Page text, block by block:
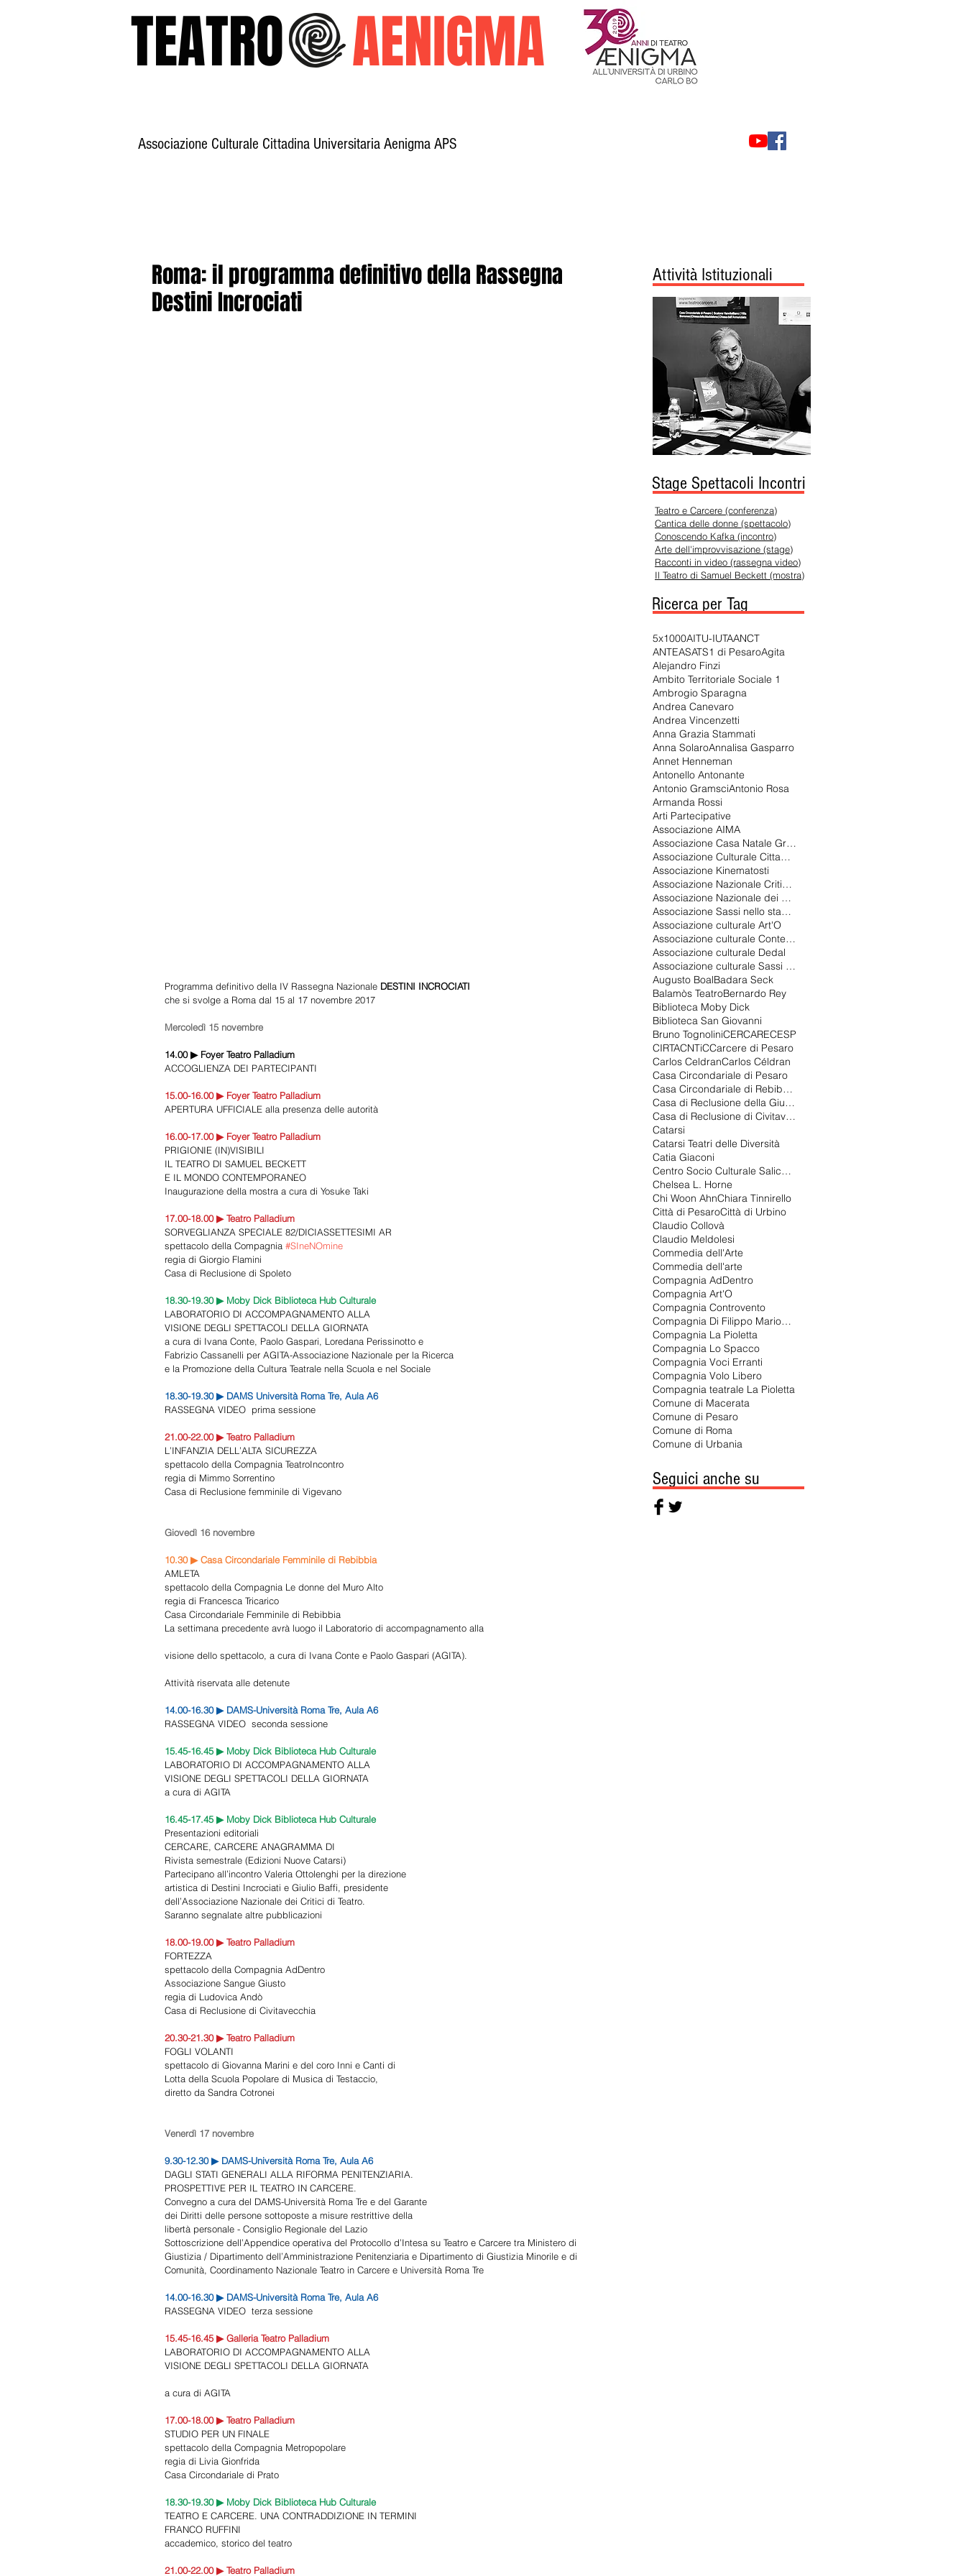
TEATROAENIGMA
Associazione Culturale Cittadina Universitaria Aenigma APS
Roma: il programma definitivo della Rassegna
Destini Incrociati
Programma definitivo della IV Rassegna Nazionale DESTINI INCROCIATI
che si svolge a Roma dal 15 al 17 novembre 2017
Mercoledì 15 novembre
14.00 ▶ Foyer Teatro Palladium
ACCOGLIENZA DEI PARTECIPANTI
15.00-16.00 ▶ Foyer Teatro Palladium
APERTURA UFFICIALE alla presenza delle autorità
16.00-17.00 ▶ Foyer Teatro Palladium
PRIGIONIE (IN)VISIBILI
IL TEATRO DI SAMUEL BECKETT
E IL MONDO CONTEMPORANEO
Inaugurazione della mostra a cura di Yosuke Taki
17.00-18.00 ▶ Teatro Palladium
SORVEGLIANZA SPECIALE 82/DICIASSETTESIMI AR
spettacolo della Compagnia #SIneNOmine
regia di Giorgio Flamini
Casa di Reclusione di Spoleto
18.30-19.30 ▶ Moby Dick Biblioteca Hub Culturale
LABORATORIO DI ACCOMPAGNAMENTO ALLA
VISIONE DEGLI SPETTACOLI DELLA GIORNATA
a cura di Ivana Conte, Paolo Gaspari, Loredana Perissinotto e
Fabrizio Cassanelli per AGITA-Associazione Nazionale per la Ricerca
e la Promozione della Cultura Teatrale nella Scuola e nel Sociale
18.30-19.30 ▶ DAMS Università Roma Tre, Aula A6
RASSEGNA VIDEO  prima sessione
21.00-22.00 ▶ Teatro Palladium
L’INFANZIA DELL’ALTA SICUREZZA
spettacolo della Compagnia TeatroIncontro
regia di Mimmo Sorrentino
Casa di Reclusione femminile di Vigevano
Giovedì 16 novembre
10.30 ▶ Casa Circondariale Femminile di Rebibbia
AMLETA
spettacolo della Compagnia Le donne del Muro Alto
regia di Francesca Tricarico
Casa Circondariale Femminile di Rebibbia
La settimana precedente avrà luogo il Laboratorio di accompagnamento alla
visione dello spettacolo, a cura di Ivana Conte e Paolo Gaspari (AGITA).
Attività riservata alle detenute
14.00-16.30 ▶ DAMS-Università Roma Tre, Aula A6
RASSEGNA VIDEO  seconda sessione
15.45-16.45 ▶ Moby Dick Biblioteca Hub Culturale
LABORATORIO DI ACCOMPAGNAMENTO ALLA
VISIONE DEGLI SPETTACOLI DELLA GIORNATA
a cura di AGITA
16.45-17.45 ▶ Moby Dick Biblioteca Hub Culturale
Presentazioni editoriali
CERCARE, CARCERE ANAGRAMMA DI
Rivista semestrale (Edizioni Nuove Catarsi)
Partecipano all’incontro Valeria Ottolenghi per la direzione
artistica di Destini Incrociati e Giulio Baffi, presidente
dell’Associazione Nazionale dei Critici di Teatro.
Saranno segnalate altre pubblicazioni
18.00-19.00 ▶ Teatro Palladium
FORTEZZA
spettacolo della Compagnia AdDentro
Associazione Sangue Giusto
regia di Ludovica Andò
Casa di Reclusione di Civitavecchia
20.30-21.30 ▶ Teatro Palladium
FOGLI VOLANTI
spettacolo di Giovanna Marini e del coro Inni e Canti di
Lotta della Scuola Popolare di Musica di Testaccio,
diretto da Sandra Cotronei
Venerdì 17 novembre
9.30-12.30 ▶ DAMS-Università Roma Tre, Aula A6
DAGLI STATI GENERALI ALLA RIFORMA PENITENZIARIA.
PROSPETTIVE PER IL TEATRO IN CARCERE.
Convegno a cura del DAMS-Università Roma Tre e del Garante
dei Diritti delle persone sottoposte a misure restrittive della
libertà personale - Consiglio Regionale del Lazio
Sottoscrizione dell’Appendice operativa del Protocollo d’Intesa su Teatro e Carcere tra Ministero di
Giustizia / Dipartimento dell’Amministrazione Penitenziaria e Dipartimento di Giustizia Minorile e di
Comunità, Coordinamento Nazionale Teatro in Carcere e Università Roma Tre
14.00-16.30 ▶ DAMS-Università Roma Tre, Aula A6
RASSEGNA VIDEO  terza sessione
15.45-16.45 ▶ Galleria Teatro Palladium
LABORATORIO DI ACCOMPAGNAMENTO ALLA
VISIONE DEGLI SPETTACOLI DELLA GIORNATA
a cura di AGITA
17.00-18.00 ▶ Teatro Palladium
STUDIO PER UN FINALE
spettacolo della Compagnia Metropopolare
regia di Livia Gionfrida
Casa Circondariale di Prato
18.30-19.30 ▶ Moby Dick Biblioteca Hub Culturale
TEATRO E CARCERE. UNA CONTRADDIZIONE IN TERMINI
FRANCO RUFFINI
accademico, storico del teatro
21.00-22.00 ▶ Teatro Palladium
Attività Istituzionali
Stage Spettacoli Incontri
Teatro e Carcere (conferenza)
Cantica delle donne (spettacolo)
Conoscendo Kafka (incontro)
Arte dell'improvvisazione (stage)
Racconti in video (rassegna video)
Il Teatro di Samuel Beckett (mostra)
Ricerca per Tag
5x1000AITU-IUTAANCT
ANTEASATS1 di PesaroAgita
Alejandro Finzi
Ambito Territoriale Sociale 1
Ambrogio Sparagna
Andrea Canevaro
Andrea Vincenzetti
Anna Grazia Stammati
Anna SolaroAnnalisa Gasparro
Annet Henneman
Antonello Antonante
Antonio GramsciAntonio Rosa
Armanda Rossi
Arti Partecipative
Associazione AIMA
Associazione Casa Natale Gramsci di Ales
Associazione Culturale Cittadina Universitaria Aenigma APS
Associazione Kinematosti
Associazione Nazionale Critici di Teatro
Associazione Nazionale dei Critici di Teatro
Associazione Sassi nello stagno
Associazione culturale Art'O
Associazione culturale Contemporanea 2.0
Associazione culturale Dedal
Associazione culturale Sassi nello stagno
Augusto BoalBadara Seck
Balamòs TeatroBernardo Rey
Biblioteca Moby Dick
Biblioteca San Giovanni
Bruno TognoliniCERCARECESP
CIRTACNTiCCarcere di Pesaro
Carlos CeldranCarlos Céldran
Casa Circondariale di Pesaro
Casa Circondariale di Rebibbia
Casa di Reclusione della Giudecca
Casa di Reclusione di Civitavecchia
Catarsi
Catarsi Teatri delle Diversità
Catia Giaconi
Centro Socio Culturale Salice Gualdoni
Chelsea L. Horne
Chi Woon AhnChiara Tinnirello
Città di PesaroCittà di Urbino
Claudio Collovà
Claudio Meldolesi
Commedia dell'Arte
Commedia dell'arte
Compagnia AdDentro
Compagnia Art'O
Compagnia Controvento
Compagnia Di Filippo Marionette
Compagnia La Pioletta
Compagnia Lo Spacco
Compagnia Voci Erranti
Compagnia Volo Libero
Compagnia teatrale La Pioletta
Comune di Macerata
Comune di Pesaro
Comune di Roma
Comune di Urbania
Seguici anche su